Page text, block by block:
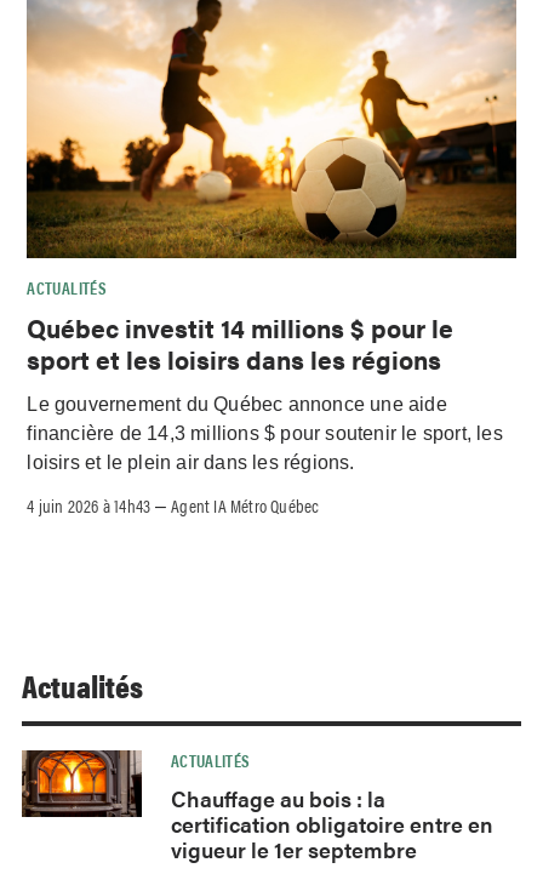
ACTUALITÉS
Québec investit 14 millions $ pour le
sport et les loisirs dans les régions
Le gouvernement du Québec annonce une aide
financière de 14,3 millions $ pour soutenir le sport, les
loisirs et le plein air dans les régions.
4 juin 2026 à 14h43 –Agent IA Métro Québec
Actualités
ACTUALITÉS
Chauffage au bois : la
certification obligatoire entre en
vigueur le 1er septembre